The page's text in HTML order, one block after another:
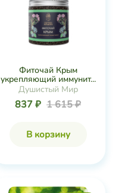
Фиточай Крым
укрепляющий иммунит...
Душистый Мир
837 ₽ 1 615 ₽
В корзину